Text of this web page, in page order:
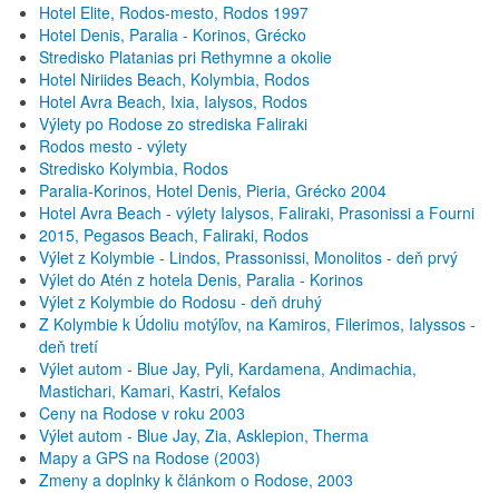
Hotel Elite, Rodos-mesto, Rodos 1997
Hotel Denis, Paralia - Korinos, Grécko
Stredisko Platanias pri Rethymne a okolie
Hotel Niriides Beach, Kolymbia, Rodos
Hotel Avra Beach, Ixia, Ialysos, Rodos
Výlety po Rodose zo strediska Faliraki
Rodos mesto - výlety
Stredisko Kolymbia, Rodos
Paralia-Korinos, Hotel Denis, Pieria, Grécko 2004
Hotel Avra Beach - výlety Ialysos, Faliraki, Prasonissi a Fourni
2015, Pegasos Beach, Faliraki, Rodos
Výlet z Kolymbie - Lindos, Prassonissi, Monolitos - deň prvý
Výlet do Atén z hotela Denis, Paralia - Korinos
Výlet z Kolymbie do Rodosu - deň druhý
Z Kolymbie k Údoliu motýľov, na Kamiros, Filerimos, Ialyssos -
deň tretí
Výlet autom - Blue Jay, Pyli, Kardamena, Andimachia,
Mastichari, Kamari, Kastri, Kefalos
Ceny na Rodose v roku 2003
Výlet autom - Blue Jay, Zia, Asklepion, Therma
Mapy a GPS na Rodose (2003)
Zmeny a doplnky k článkom o Rodose, 2003